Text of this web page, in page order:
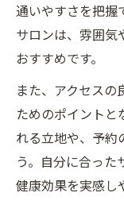
清潔感
スタッ
コース
術
効率よく通
エステ
忙しい
通いやすさを把握
サロンは、雰囲気
おすすめです。
また、アクセス
ためのポイントと
れる立地や、予約
う。自分に合った
健康効果を実感し